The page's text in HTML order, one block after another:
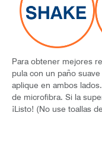
Para obtener mejores
pula con un paño
aplique en ambos
de microfibra. Si la
¡Listo! (No use toallas